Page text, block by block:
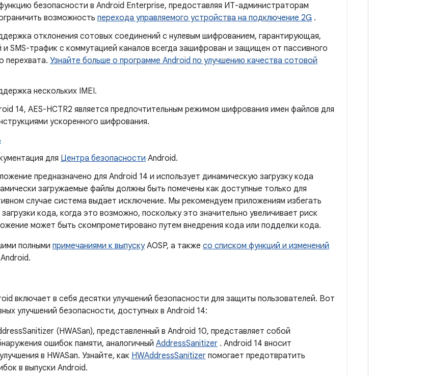
безопасности в Android Enterprise, предоставляя ИТ-администраторам
возможность перехода управляемого устройства на подключение 2G .
отклонения сотовых соединений с нулевым шифрованием, гарантирующая,
и SMS-трафик с коммутацией каналов всегда зашифрован и защищен от пассивного
перехвата. Узнайте больше о программе Android по улучшению качества сотовой
нескольких IMEI.
14, AES-HCTR2 является предпочтительным режимом шифрования имен файлов для
ускоренного шифрования.
для Центра безопасности Android.
предназначено для Android 14 и использует динамическую загрузку кода
загружаемые файлы должны быть помечены как доступные только для
случае система выдает исключение. Мы рекомендуем приложениям избегать
кода, когда это возможно, поскольку это значительно увеличивает риск
может быть скомпрометировано путем внедрения кода или подделки кода.
полными примечаниями к выпускуAOSP, а также со списком функций и изменений
включает в себя десятки улучшений безопасности для защиты пользователей. Вот
улучшений безопасности, доступных в Android 14:
(HWASan), представленный в Android 10, представляет собой
ошибок памяти, аналогичный AddressSanitizer . Android 14 вносит
в HWASan. Узнайте, как HWAddressSanitizer помогает предотвратить
в выпуски Android.